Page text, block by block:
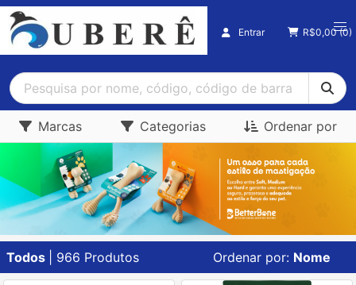
Entrar R$0,00 (0)
Marcas Categorias Ordenar por
Todos | 966 Produtos Ordenar por: Nome